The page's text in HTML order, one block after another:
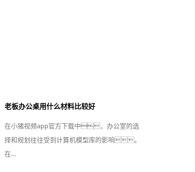
老板办公桌用什么材料比较好
在小猪视频app官方下载中，办公室的选
择和规划往往受到计算机模型库的影响。
在…